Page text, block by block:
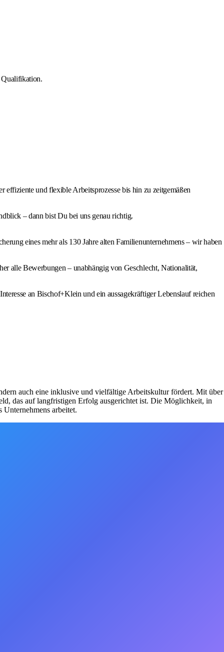
Qualifikation.
und flexible Arbeitsprozesse bis hin zu zeitgemäßen
– dann bist Du bei uns genau richtig.
eines mehr als 130 Jahre alten Familienunternehmens – wir haben
alle Bewerbungen – unabhängig von Geschlecht, Nationalität,
an Bischof+Klein und ein aussagekräftiger Lebenslauf reichen
auch eine inklusive und vielfältige Arbeitskultur fördert. Mit über
das auf langfristigen Erfolg ausgerichtet ist. Die Möglichkeit, in
Unternehmens arbeitet.